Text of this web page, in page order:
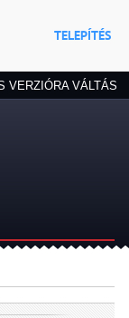
TELEPÍTÉS
VERZIÓRA VÁLTÁS